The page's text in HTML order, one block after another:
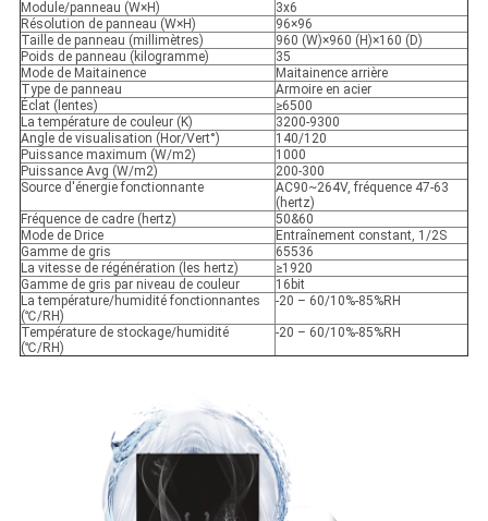
Module/panneau (W×H)
3x6
Résolution de panneau (W×H)
96×96
Taille de panneau (millimètres)
960 (W)×960 (H)×160 (D)
Poids de panneau (kilogramme)
35
Mode de Maitainence
Maitainence arrière
Type de panneau
Armoire en acier
Éclat (lentes)
≥6500
La température de couleur (K)
3200-9300
Angle de visualisation (Hor/Vert°)
140/120
Puissance maximum (W/m2)
1000
Puissance Avg (W/m2)
200-300
Source d'énergie fonctionnante
AC90~264V, fréquence 47-63
(hertz)
Fréquence de cadre (hertz)
50&60
Mode de Drice
Entraînement constant, 1/2S
Gamme de gris
65536
La vitesse de régénération (les hertz)
≥1920
Gamme de gris par niveau de couleur
16bit
La température/humidité fonctionnantes
(℃/RH)
-20 – 60/10%-85%RH
Température de stockage/humidité
(℃/RH)
-20 – 60/10%-85%RH